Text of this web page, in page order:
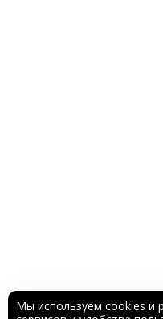
Мы используем cookies и